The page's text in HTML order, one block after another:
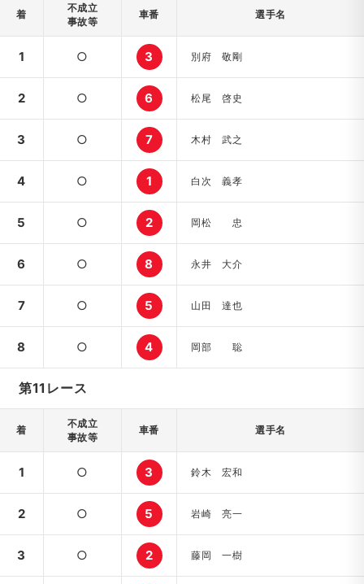
着
不成立
事故等
車番 選手名
1 ○ 3 別府 敬剛
2 ○ 6 松尾 啓史
3 ○ 7 木村 武之
4 ○ 1 白次 義孝
5 ○ 2 岡松 忠
6 ○ 8 永井 大介
7 ○ 5 山田 達也
8 ○ 4 岡部 聡
第11レース
着
不成立
事故等
車番 選手名
1 ○ 3 鈴木 宏和
2 ○ 5 岩崎 亮一
3 ○ 2 藤岡 一樹